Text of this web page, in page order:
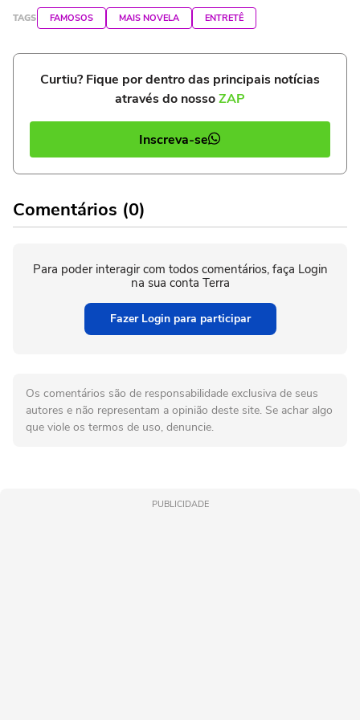
TAGS FAMOSOS MAIS NOVELA ENTRETÊ
Curtiu? Fique por dentro das principais notícias
através do nossoZAP
Inscreva-se
Comentários (0)
Para poder interagir com todos comentários, faça Login
na sua conta Terra
Fazer Login para participar
Os comentários são de responsabilidade exclusiva de seus
autores e não representam a opinião deste site. Se achar algo
que viole os termos de uso, denuncie.
PUBLICIDADE